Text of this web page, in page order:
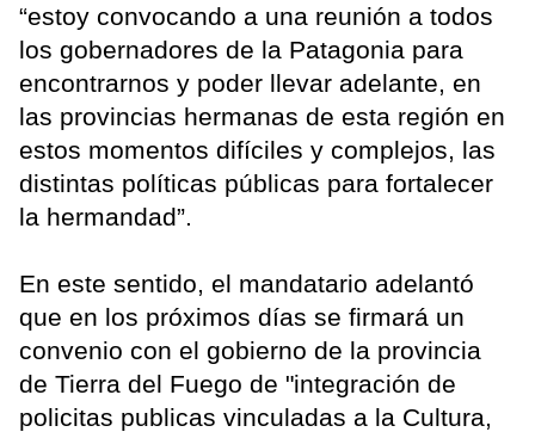
“estoy convocando a una reunión a todos
los gobernadores de la Patagonia para
encontrarnos y poder llevar adelante, en
las provincias hermanas de esta región en
estos momentos difíciles y complejos, las
distintas políticas públicas para fortalecer
la hermandad”.
En este sentido, el mandatario adelantó
que en los próximos días se firmará un
convenio con el gobierno de la provincia
de Tierra del Fuego de "integración de
policitas publicas vinculadas a la Cultura,